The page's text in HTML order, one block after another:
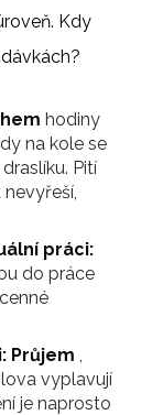
Kdy
hodiny
na kole se
Pití
práci:
do práce
Průjem ,
vyplavují
je naprosto